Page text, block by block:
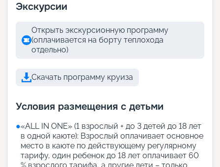
Экскурсии
Открыть экскурсионную программу
(оплачивается на борту теплохода
отдельно)
Скачать программу круиза
Условия размещения с детьми
●«АLL IN ONE» (1 взрослый + до 3 детей до 18 лет
в одной каюте): Взрослый оплачивает основное
место в каюте по действующему регулярному
тарифу, один ребенок до 18 лет оплачивает 60